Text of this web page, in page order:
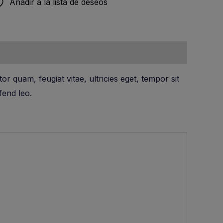
Añadir a la lista de deseos
quam, feugiat vitae, ultricies eget, tempor sit
leo.